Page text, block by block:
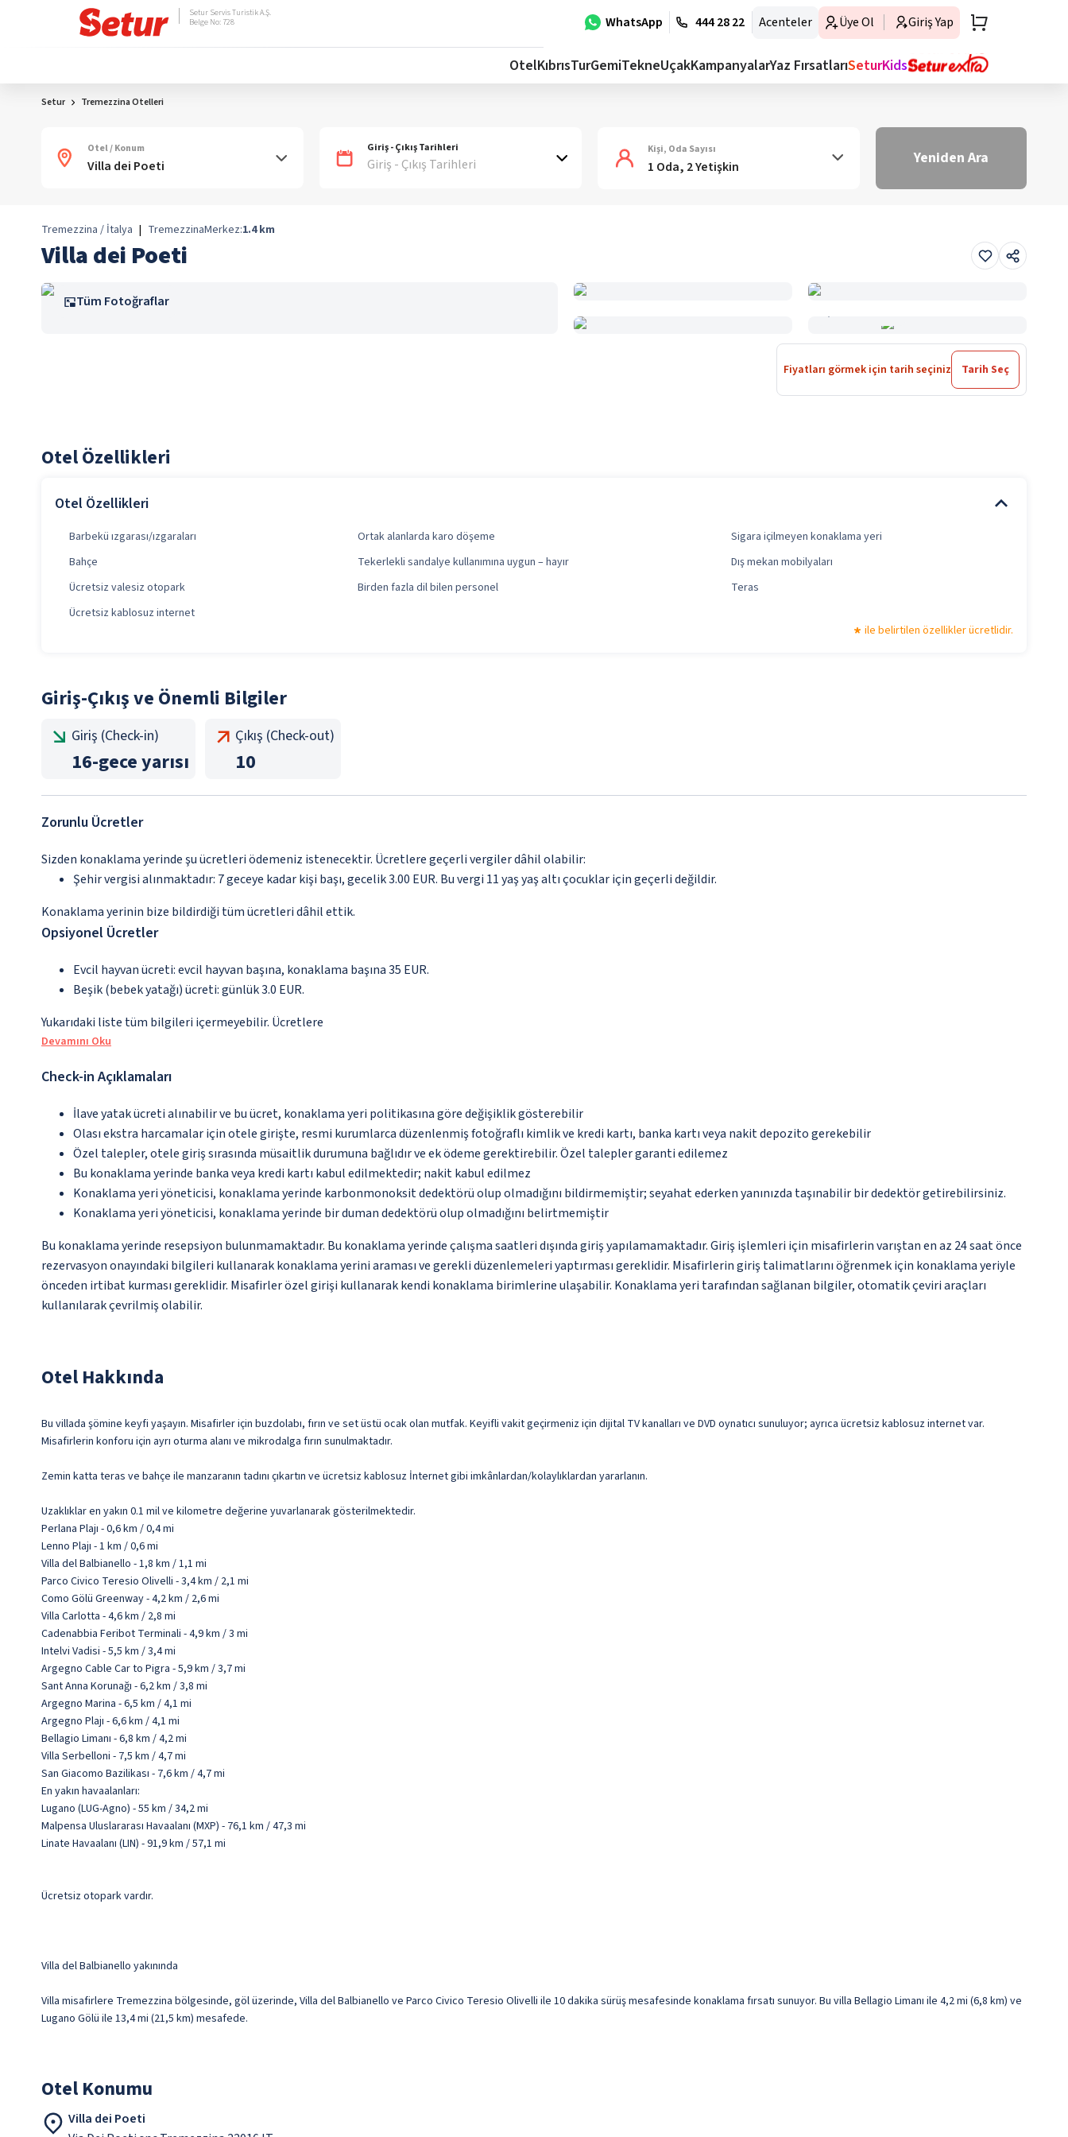
WhatsApp 444 28 22 Acenteler Üye Ol Giriş Yap
Setur Servis Turistik A.Ş.
Belge No: 728
OtelKıbrısTurGemiTekneUçakKampanyalarYaz FırsatlarıSeturKids
Setur Tremezzina Otelleri
Otel / Konum Giriş - Çıkış Tarihleri
Giriş - Çıkış Tarihleri
Kişi, Oda Sayısı
1 Oda, 2 Yetişkin Yeniden Ara
Tremezzina / İtalya | TremezzinaMerkez:1.4 km
Villa dei Poeti
Tüm Fotoğraflar
Fiyatları görmek için tarih seçiniz Tarih Seç
Otel Özellikleri
Otel Özellikleri
Barbekü ızgarası/ızgaraları Ortak alanlarda karo döşeme
Sigara içilmeyen konaklama yeri
Bahçe
Tekerlekli sandalye kullanımına uygun – hayır
Dış mekan mobilyaları
Ücretsiz valesiz otopark
Birden fazla dil bilen personel
Teras
Ücretsiz kablosuz internet
ile belirtilen özellikler ücretlidir.
Giriş-Çıkış ve Önemli Bilgiler
Giriş (Check-in)
16-gece yarısı
Çıkış (Check-out)
10
Zorunlu Ücretler
Sizden konaklama yerinde şu ücretleri ödemeniz istenecektir. Ücretlere geçerli vergiler dâhil olabilir:
Şehir vergisi alınmaktadır: 7 geceye kadar kişi başı, gecelik 3.00 EUR. Bu vergi 11 yaş yaş altı çocuklar için geçerli değildir.
Konaklama yerinin bize bildirdiği tüm ücretleri dâhil ettik.
Opsiyonel Ücretler
Evcil hayvan ücreti: evcil hayvan başına, konaklama başına 35 EUR.
Beşik (bebek yatağı) ücreti: günlük 3.0 EUR.
Yukarıdaki liste tüm bilgileri içermeyebilir. Ücretlere
Devamını Oku
Check-in Açıklamaları
İlave yatak ücreti alınabilir ve bu ücret, konaklama yeri politikasına göre değişiklik gösterebilir
Olası ekstra harcamalar için otele girişte, resmi kurumlarca düzenlenmiş fotoğraflı kimlik ve kredi kartı, banka kartı veya nakit depozito gerekebilir
Özel talepler, otele giriş sırasında müsaitlik durumuna bağlıdır ve ek ödeme gerektirebilir. Özel talepler garanti edilemez
Bu konaklama yerinde banka veya kredi kartı kabul edilmektedir; nakit kabul edilmez
Konaklama yeri yöneticisi, konaklama yerinde karbonmonoksit dedektörü olup olmadığını bildirmemiştir; seyahat ederken yanınızda taşınabilir bir dedektör getirebilirsiniz.
Konaklama yeri yöneticisi, konaklama yerinde bir duman dedektörü olup olmadığını belirtmemiştir
Bu konaklama yerinde resepsiyon bulunmamaktadır. Bu konaklama yerinde çalışma saatleri dışında giriş yapılamamaktadır. Giriş işlemleri için misafirlerin varıştan en az 24 saat önce
rezervasyon onayındaki bilgileri kullanarak konaklama yerini araması ve gerekli düzenlemeleri yaptırması gereklidir. Misafirlerin giriş talimatlarını öğrenmek için konaklama yeriyle
önceden irtibat kurması gereklidir. Misafirler özel girişi kullanarak kendi konaklama birimlerine ulaşabilir. Konaklama yeri tarafından sağlanan bilgiler, otomatik çeviri araçları
kullanılarak çevrilmiş olabilir.
Otel Hakkında
Bu villada şömine keyfi yaşayın. Misafirler için buzdolabı, fırın ve set üstü ocak olan mutfak. Keyifli vakit geçirmeniz için dijital TV kanalları ve DVD oynatıcı sunuluyor; ayrıca ücretsiz kablosuz internet var.
Misafirlerin konforu için ayrı oturma alanı ve mikrodalga fırın sunulmaktadır.
Zemin katta teras ve bahçe ile manzaranın tadını çıkartın ve ücretsiz kablosuz İnternet gibi imkânlardan/kolaylıklardan yararlanın.
Uzaklıklar en yakın 0.1 mil ve kilometre değerine yuvarlanarak gösterilmektedir.
Perlana Plajı - 0,6 km / 0,4 mi
Lenno Plajı - 1 km / 0,6 mi
Villa del Balbianello - 1,8 km / 1,1 mi
Parco Civico Teresio Olivelli - 3,4 km / 2,1 mi
Como Gölü Greenway - 4,2 km / 2,6 mi
Villa Carlotta - 4,6 km / 2,8 mi
Cadenabbia Feribot Terminali - 4,9 km / 3 mi
Intelvi Vadisi - 5,5 km / 3,4 mi
Argegno Cable Car to Pigra - 5,9 km / 3,7 mi
Sant Anna Korunağı - 6,2 km / 3,8 mi
Argegno Marina - 6,5 km / 4,1 mi
Argegno Plajı - 6,6 km / 4,1 mi
Bellagio Limanı - 6,8 km / 4,2 mi
Villa Serbelloni - 7,5 km / 4,7 mi
San Giacomo Bazilikası - 7,6 km / 4,7 mi
En yakın havaalanları:
Lugano (LUG-Agno) - 55 km / 34,2 mi
Malpensa Uluslararası Havaalanı (MXP) - 76,1 km / 47,3 mi
Linate Havaalanı (LIN) - 91,9 km / 57,1 mi
Ücretsiz otopark vardır.
Villa del Balbianello yakınında
Villa misafirlere Tremezzina bölgesinde, göl üzerinde, Villa del Balbianello ve Parco Civico Teresio Olivelli ile 10 dakika sürüş mesafesinde konaklama fırsatı sunuyor. Bu villa Bellagio Limanı ile 4,2 mi (6,8 km) ve
Lugano Gölü ile 13,4 mi (21,5 km) mesafede.
Otel Konumu
Villa dei Poeti